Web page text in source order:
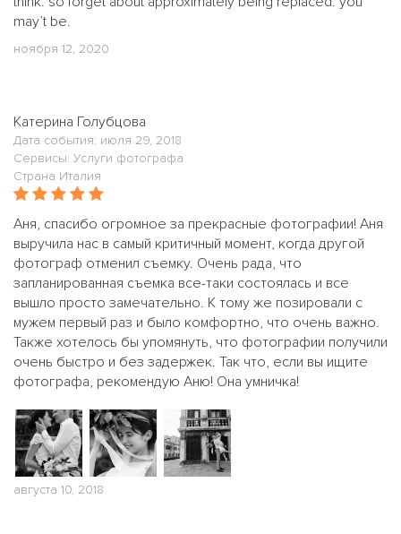
may’t be.
ноября 12, 2020
Катерина Голубцова
Дата события: июля 29, 2018
Сервисы: Услуги фотографа
Страна Италия
Аня, спасибо огромное за прекрасные фотографии! Аня
выручила нас в самый критичный момент, когда другой
фотограф отменил съемку. Очень рада, что
запланированная съемка все-таки состоялась и все
вышло просто замечательно. К тому же позировали с
мужем первый раз и было комфортно, что очень важно.
Также хотелось бы упомянуть, что фотографии получили
очень быстро и без задержек. Так что, если вы ищите
фотографа, рекомендую Аню! Она умничка!
августа 10, 2018